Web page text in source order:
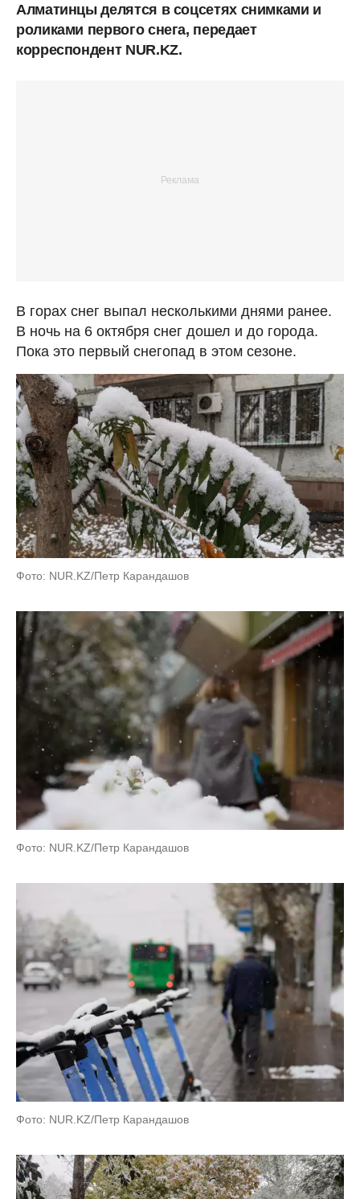
Алматинцы делятся в соцсетях снимками и
роликами первого снега, передает
корреспондент NUR.KZ.
В горах снег выпал несколькими днями ранее.
В ночь на 6 октября снег дошел и до города.
Пока это первый снегопад в этом сезоне.
Фото: NUR.KZ/Петр Карандашов
Фото: NUR.KZ/Петр Карандашов
Фото: NUR.KZ/Петр Карандашов